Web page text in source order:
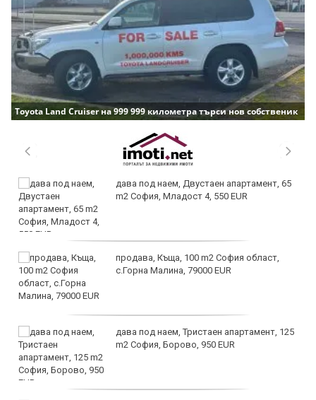
Toyota Land Cruiser на 999 999 километра търси нов собственик
дава под наем, Двустаен апартамент, 65
m2 София, Младост 4, 550 EUR
продава, Къща, 100 m2 София област,
с.Горна Малина, 79000 EUR
дава под наем, Тристаен апартамент, 125
m2 София, Борово, 950 EUR